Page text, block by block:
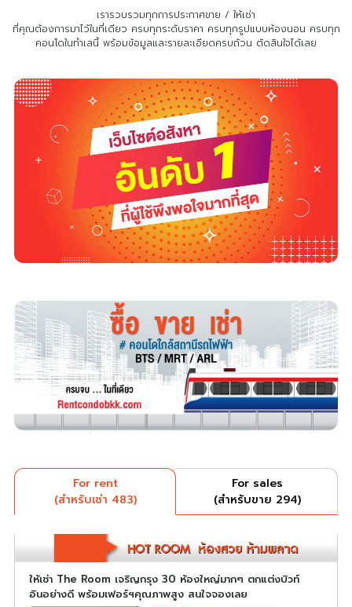
เรารวบรวมทุกการประกาศขาย / ให้เช่า
ที่คุณต้องการมาไว้ในที่เดียว ครบทุกระดับราคา ครบทุกรูปแบบห้องนอน ครบทุก
คอนโดในทำเลนี้ พร้อมข้อมูลและรายละเอียดครบถ้วน ตัดสินใจได้เลย
For rent
(สำหรับเช่า 483)
For sales
(สำหรับขาย 294)
ให้เช่า The Room เจริญกรุง 30 ห้องใหญ่มากๆ ตกแต่งบิวท์
อินอย่างดี พร้อมเฟอร์ฯคุณภาพสูง สนใจจองเลย